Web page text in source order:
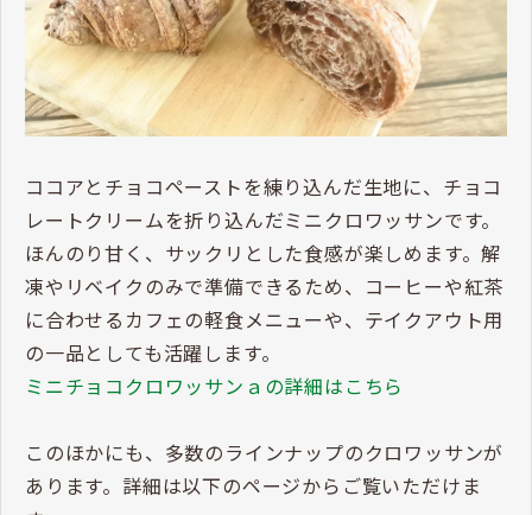
ココアとチョコペーストを練り込んだ生地に、チョコ
レートクリームを折り込んだミニクロワッサンです。
ほんのり甘く、サックリとした食感が楽しめます。解
凍やリベイクのみで準備できるため、コーヒーや紅茶
に合わせるカフェの軽食メニューや、テイクアウト用
の一品としても活躍します。
ミニチョコクロワッサンａの詳細はこちら
このほかにも、多数のラインナップのクロワッサンが
あります。詳細は以下のページからご覧いただけま